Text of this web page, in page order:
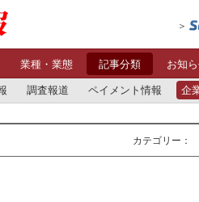
業種・業態 記事分類 お知
調査報道 ペイメント情報 企
カテゴリー：